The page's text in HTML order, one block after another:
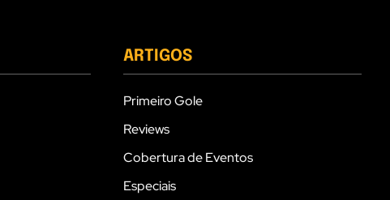
ARTIGOS
Primeiro Gole
Reviews
Cobertura de Eventos
Especiais